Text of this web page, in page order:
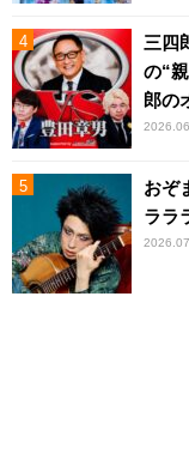
三四
の“
郎の
おぞ
ララ